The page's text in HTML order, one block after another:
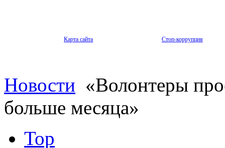
Карта сайта Стоп-коррупция
Новости «Волонтеры
больше месяца»
Top